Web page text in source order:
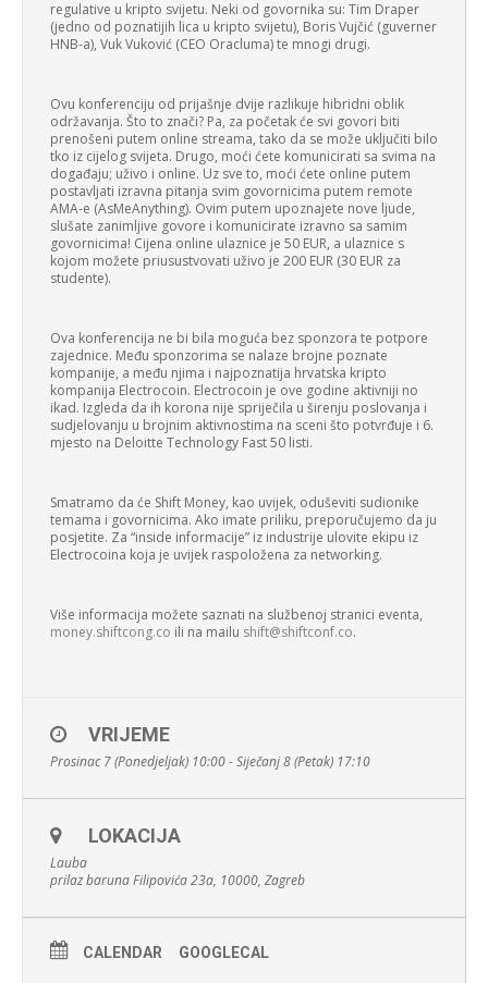
regulative u kripto svijetu. Neki od govornika su: Tim Draper
(jedno od poznatijih lica u kripto svijetu), Boris Vujčić (guverner
HNB-a), Vuk Vuković (CEO Oracluma) te mnogi drugi.
Ovu konferenciju od prijašnje dvije razlikuje hibridni oblik
održavanja. Što to znači? Pa, za početak će svi govori biti
prenošeni putem online streama, tako da se može uključiti bilo
tko iz cijelog svijeta. Drugo, moći ćete komunicirati sa svima na
događaju; uživo i online. Uz sve to, moći ćete online putem
postavljati izravna pitanja svim govornicima putem remote
AMA-e (AsMeAnything). Ovim putem upoznajete nove ljude,
slušate zanimljive govore i komunicirate izravno sa samim
govornicima! Cijena online ulaznice je 50 EUR, a ulaznice s
kojom možete priusustvovati uživo je 200 EUR (30 EUR za
studente).
Ova konferencija ne bi bila moguća bez sponzora te potpore
zajednice. Među sponzorima se nalaze brojne poznate
kompanije, a među njima i najpoznatija hrvatska kripto
kompanija Electrocoin. Electrocoin je ove godine aktivniji no
ikad. Izgleda da ih korona nije spriječila u širenju poslovanja i
sudjelovanju u brojnim aktivnostima na sceni što potvrđuje i 6.
mjesto na Deloitte Technology Fast 50 listi.
Smatramo da će Shift Money, kao uvijek, oduševiti sudionike
temama i govornicima. Ako imate priliku, preporučujemo da ju
posjetite. Za “inside informacije” iz industrije ulovite ekipu iz
Electrocoina koja je uvijek raspoložena za networking.
Više informacija možete saznati na službenoj stranici eventa,
money.shiftcong.co ili na mailu shift@shiftconf.co.
VRIJEME
Prosinac 7 (Ponedjeljak) 10:00 - Siječanj 8 (Petak) 17:10
LOKACIJA
Lauba
prilaz baruna Filipovića 23a, 10000, Zagreb
CALENDAR GOOGLECAL